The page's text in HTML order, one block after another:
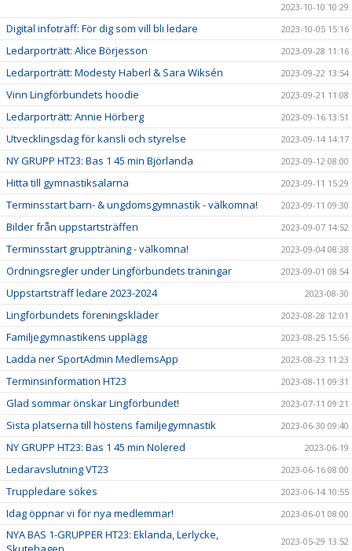
2023-10-10 10:29
Digital infoträff: För dig som vill bli ledare 2023-10-05 15:16
Ledarporträtt: Alice Börjesson 2023-09-28 11:16
Ledarporträtt: Modesty Haberl & Sara Wiksén 2023-09-22 13:54
Vinn Lingförbundets hoodie 2023-09-21 11:08
Ledarporträtt: Annie Hörberg 2023-09-16 13:51
Utvecklingsdag för kansli och styrelse 2023-09-14 14:17
NY GRUPP HT23: Bas 1 45 min Björlanda 2023-09-12 08:00
Hitta till gymnastiksalarna 2023-09-11 15:29
Terminsstart barn- & ungdomsgymnastik - välkomna! 2023-09-11 09:30
Bilder från uppstartsträffen 2023-09-07 14:52
Terminsstart gruppträning - välkomna! 2023-09-04 08:38
Ordningsregler under Lingförbundets träningar 2023-09-01 08:54
Uppstartsträff ledare 2023-2024 2023-08-30
Lingförbundets föreningskläder 2023-08-28 12:01
Familjegymnastikens upplägg 2023-08-25 15:56
Ladda ner SportAdmin MedlemsApp 2023-08-23 11:23
Terminsinformation HT23 2023-08-11 09:31
Glad sommar önskar Lingförbundet! 2023-07-11 09:21
Sista platserna till höstens familjegymnastik 2023-06-30 09:40
NY GRUPP HT23: Bas 1 45 min Nolered 2023-06-19
Ledaravslutning VT23 2023-06-16 08:00
Truppledare sökes 2023-06-14 10:55
Idag öppnar vi för nya medlemmar! 2023-06-01 08:00
NYA BAS 1-GRUPPER HT23: Eklanda, Lerlycke,
2023-05-29 13:52